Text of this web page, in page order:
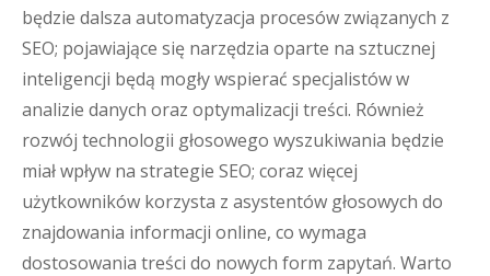
będzie dalsza automatyzacja procesów związanych z
SEO; pojawiające się narzędzia oparte na sztucznej
inteligencji będą mogły wspierać specjalistów w
analizie danych oraz optymalizacji treści. Również
rozwój technologii głosowego wyszukiwania będzie
miał wpływ na strategie SEO; coraz więcej
użytkowników korzysta z asystentów głosowych do
znajdowania informacji online, co wymaga
dostosowania treści do nowych form zapytań. Warto